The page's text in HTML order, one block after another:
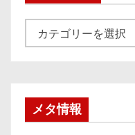
テ
メタ情報